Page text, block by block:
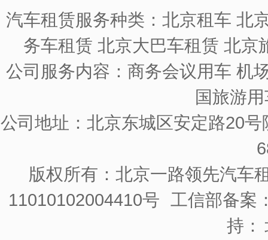
汽车租赁服务种类：北京租车 北
务车租赁 北京大巴车租赁 北京
公司服务内容：商务会议用车 机
国旅游
公司地址：北京东城区安定路20
版权所有：北京一路领先汽车
11010102004410号 工信部备案
持：